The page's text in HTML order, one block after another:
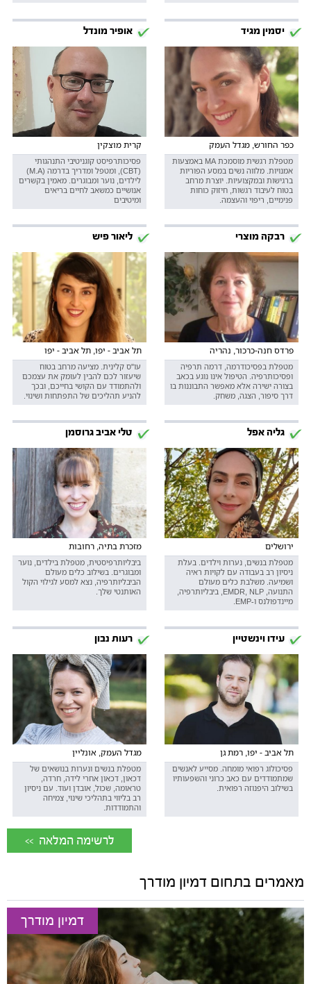
יסמין מגיד
כפר החורש, מגדל העמק
מטפלת רגשית מוסמכת MA באמצעות
אמנויות. מלווה נשים במסע הפוריות
ברגישות ובמקצועיות. יוצרת מרחב
בטוח לעיבוד רגשות, חיזוק כוחות
פנימיים, ריפוי והעצמה.
אופיר מונדל
קרית מוצקין
פסיכותרפיסט קוגניטיבי התנהגותי
(CBT), ומטפל ומדריך בדרמה (M.A)
לילדים, נוער ומבוגרים. מאמין בקשרים
אנושיים כמשאב לחיים בריאים
ומיטיבים
רבקה מוצרי
פרדס חנה-כרכור, נהריה
מטפלת בפסיכודרמה, דרמה תרפיה
ופסיכותרפיה. הטיפול אינו נוגע בכאב
בצורה ישירה אלא מאפשר התבוננות בו
דרך סיפור, הצגה, משחק.
ליאור פיש
תל אביב - יפו, תל אביב - יפו
עו"ס קלינית. מציעה מרחב בטוח
שיעזור לכם להבין לעומק את עצמכם
ולהתמודד עם הקושי בחייכם, ובכך
להניע תהליכים של התפתחות ושינוי.
גליה אפל
ירושלים
מטפלת בנשים, נערות וילדים. בעלת
ניסיון רב בעבודה עם לקויות ראיה
ושמיעה. משלבת כלים מעולם
התנועה, EMDR, NLP, ביבליותרפיה,
מיינדפולנס ו-EMP.
טלי אביב גרוסמן
מזכרת בתיה, רחובות
ביבליותרפיסטית, מטפלת בילדים, נוער
ומבוגרים. בשילוב כלים מעולם
הביבליותרפיה, נצא למסע לגילוי הקול
האותנטי שלך.
עידו וינשטיין
תל אביב - יפו, רמת גן
פסיכולוג רפואי מומחה. מסייע לאנשים
שמתמודדים עם כאב כרוני והשפעותיו
בשילוב היפנוזה רפואית.
רעות נבון
מגדל העמק, אונליין
מטפלת בנשים ונערות בנושאים של
דכאון, דכאון אחרי לידה, חרדה,
טראומה, שכול, אובדן ועוד. עם ניסיון
רב בליווי בתהליכי שינוי, צמיחה
והתמודדות.
<< לרשימה המלאה
מאמרים בתחום דמיון מודרך
דמיון מודרך